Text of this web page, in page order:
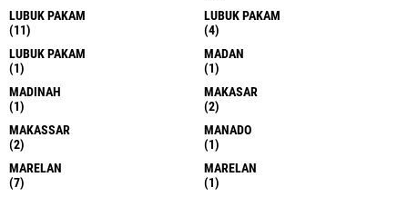
LUBUK PAKAM
(11)
LUBUK PAKAM
(4)
LUBUK PAKAM
(1)
MADAN
(1)
MADINAH
(1)
MAKASAR
(2)
MAKASSAR
(2)
MANADO
(1)
MARELAN
(7)
MARELAN
(1)